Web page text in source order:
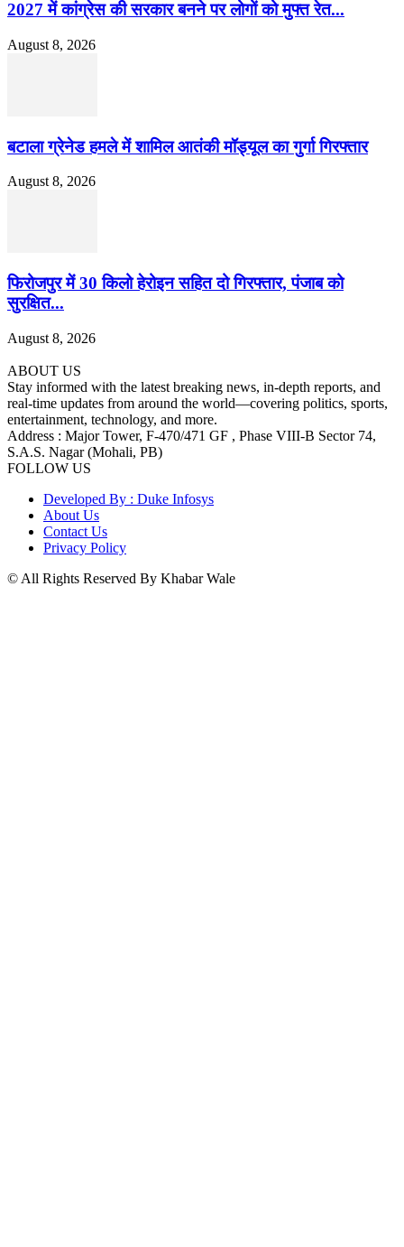
2027 में कांग्रेस की सरकार बनने पर लोगों को मुफ्त रेत...
August 8, 2026
बटाला ग्रेनेड हमले में शामिल आतंकी मॉड्यूल का गुर्गा गिरफ्तार
August 8, 2026
फिरोजपुर में 30 किलो हेरोइन सहित दो गिरफ्तार, पंजाब को
सुरक्षित...
August 8, 2026
ABOUT US
Stay informed with the latest breaking news, in-depth reports, and
real-time updates from around the world—covering politics, sports,
entertainment, technology, and more.
Address : Major Tower, F-470/471 GF , Phase VIII-B Sector 74,
S.A.S. Nagar (Mohali, PB)
FOLLOW US
Developed By : Duke Infosys
About Us
Contact Us
Privacy Policy
© All Rights Reserved By Khabar Wale